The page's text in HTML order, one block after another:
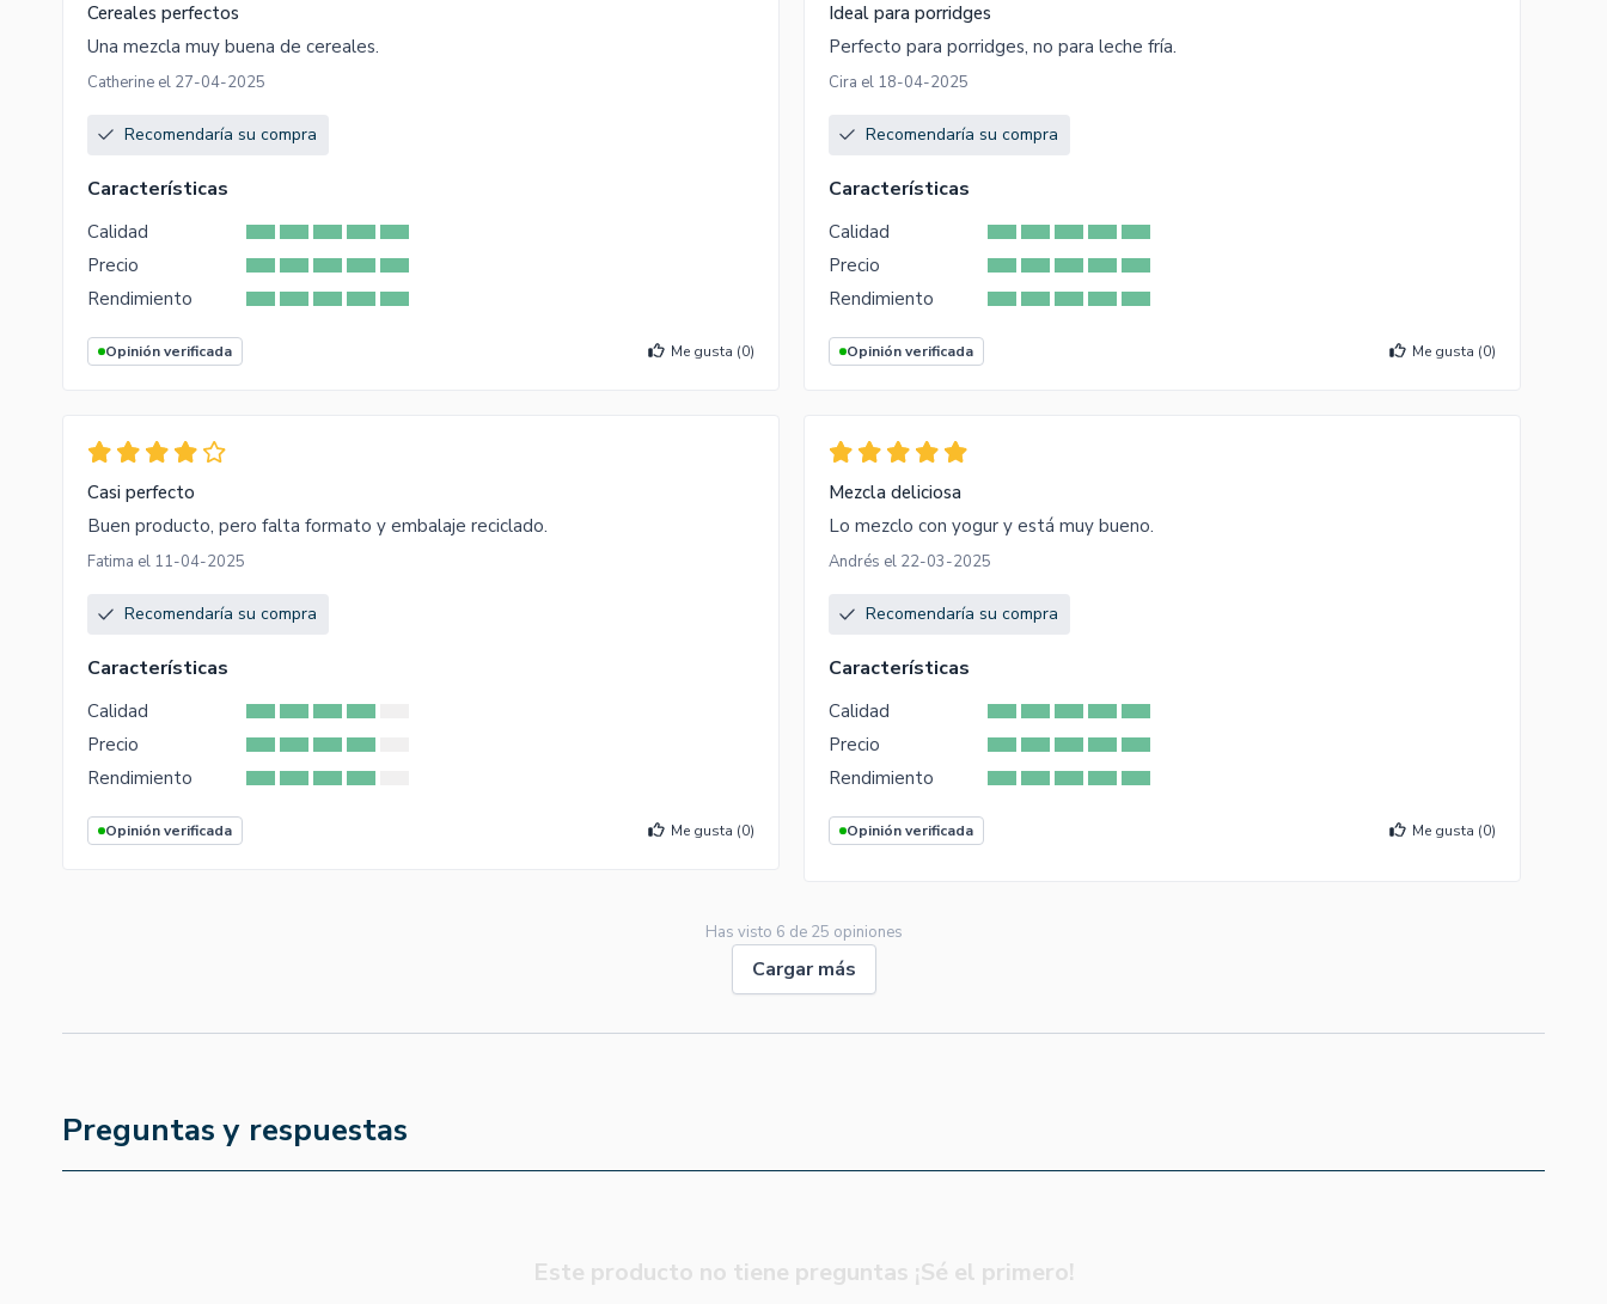
Cereales perfectos
Una mezcla muy buena de cereales.
Catherine el 27-04-2025
Recomendaría su compra
Características
Calidad
Precio
Rendimiento
Opinión verificada Me gusta (0)
Ideal para porridges
Perfecto para porridges, no para leche fría.
Cira el 18-04-2025
Recomendaría su compra
Características
Calidad
Precio
Rendimiento
Opinión verificada Me gusta (0)
Casi perfecto
Buen producto, pero falta formato y embalaje reciclado.
Fatima el 11-04-2025
Recomendaría su compra
Características
Calidad
Precio
Rendimiento
Opinión verificada Me gusta (0)
Mezcla deliciosa
Lo mezclo con yogur y está muy bueno.
Andrés el 22-03-2025
Recomendaría su compra
Características
Calidad
Precio
Rendimiento
Opinión verificada Me gusta (0)
Has visto 6 de 25 opiniones
Cargar más
Preguntas y respuestas
Este producto no tiene preguntas ¡Sé el primero!